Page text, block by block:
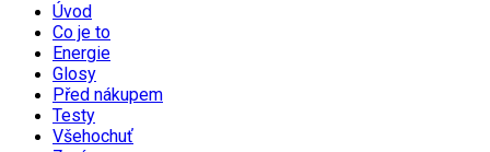
Úvod
Co je to
Energie
Glosy
Před nákupem
Testy
Všehochuť